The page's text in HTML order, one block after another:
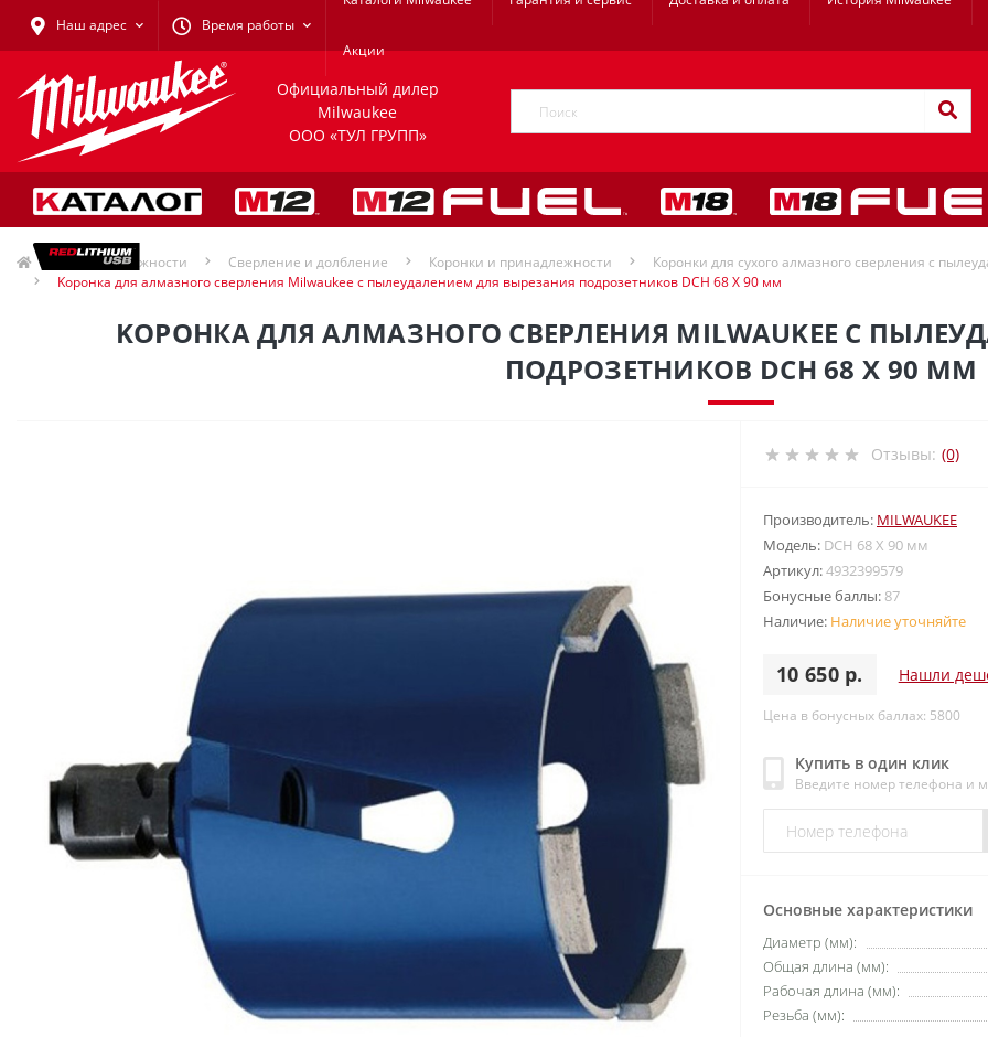
Наш адрес Время работы
Акции
Официальный дилер
Milwaukee
ООО «ТУЛ ГРУПП»
Принадлежности Сверление и долбление Коронки и принадлежности
Коронки для сухого алмазного сверления с
Kopoнка для aлмaзного сверления Milwaukee с пылеудалением для вырезания подрозетников DCH 68 X 90 мм
KOPOНКА ДЛЯ AЛМAЗНОГО СВЕРЛЕНИЯ MILWAUKEE С
ПОДРОЗЕТНИКОВ DCH 68 X 90 ММ
Отзывы: (0)
Производитель: MILWAUKEE
Модель: DCH 68 X 90 мм
Артикул:4932399579
Бонусные баллы: 87
Наличие: Наличие уточняйте
10 650 р. Нашли
Цена в бонусных баллах: 5800
Купить в один клик
Введите номер телефона и
Основные характеристики
Диаметр (мм):
Общая длина (мм):
Рабочая длина (мм):
Резьба (мм):